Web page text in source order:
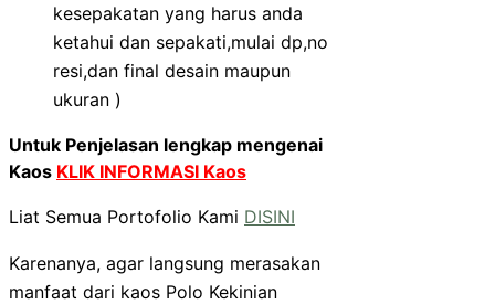
kesepakatan yang harus anda
ketahui dan sepakati,mulai dp,no
resi,dan final desain maupun
ukuran )
Untuk Penjelasan lengkap mengenai
Kaos KLIK INFORMASI Kaos
Liat Semua Portofolio Kami DISINI
Karenanya, agar langsung merasakan
manfaat dari kaos Polo Kekinian